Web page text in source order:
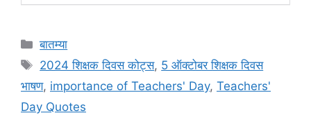
Categories
बातम्या
Tags
2024 शिक्षक दिवस कोट्स, 5 ऑक्टोबर शिक्षक दिवस
भाषण, importance of Teachers' Day, Teachers'
Day Quotes